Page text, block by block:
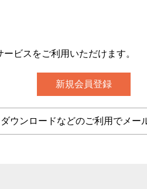
ビスをご利用いただけます。
ンロードなどのご利用でメー